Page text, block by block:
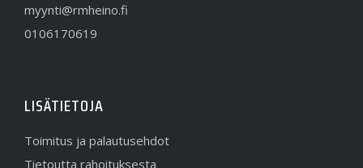
myynti@rmheino.fi
0106170619
LISÄTIETOJA
Toimitus ja palautusehdot
Tietoutta rahoituksesta